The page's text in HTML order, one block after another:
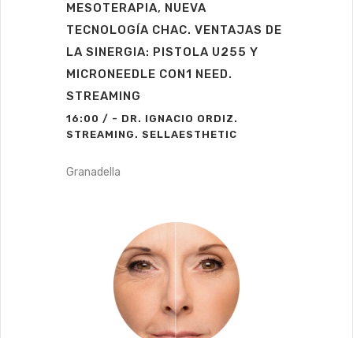
MESOTERAPIA, NUEVA
TECNOLOGÍA CHAC. VENTAJAS DE
LA SINERGIA: PISTOLA U255 Y
MICRONEEDLE CON1 NEED.
STREAMING
16:00 / - DR. IGNACIO ORDIZ.
STREAMING. SELLAESTHETIC
Granadella